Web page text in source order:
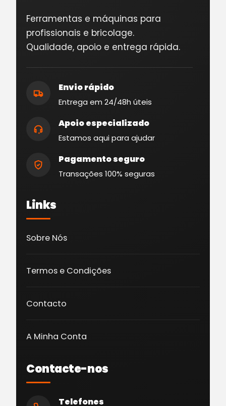
Ferramentas e máquinas para
profissionais e bricolage.
Qualidade, apoio e entrega rápida.
Envio rápido
Entrega em 24/48h úteis
Apoio especializado
Estamos aqui para ajudar
Pagamento seguro
Transações 100% seguras
Links
Sobre Nós
Termos e Condições
Contacto
A Minha Conta
Contacte-nos
Telefones